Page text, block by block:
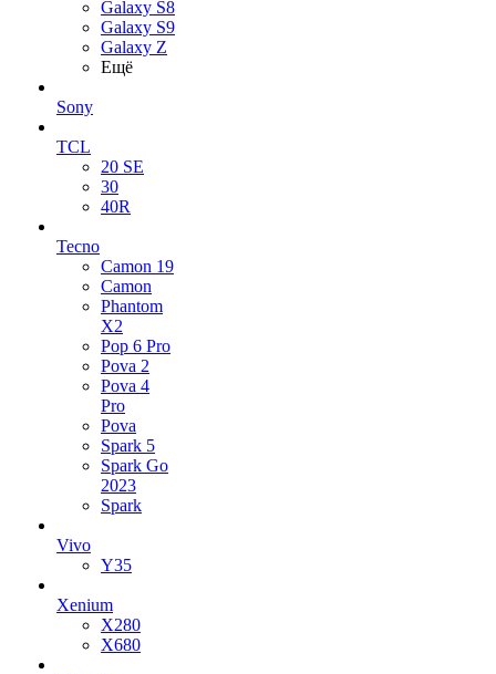
Galaxy S8
Galaxy S9
Galaxy Z
Ещё
Sony
TCL
20 SE
30
40R
Tecno
Camon 19
Camon
Phantom
X2
Pop 6 Pro
Pova 2
Pova 4
Pro
Pova
Spark 5
Spark Go
2023
Spark
Vivo
Y35
Xenium
X280
X680